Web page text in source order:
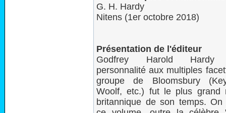
G. H. Hardy
Nitens (1er octobre 2018)
Présentation de l'éditeur
Godfrey Harold Hardy
personnalité aux multiples
groupe de Bloomsbury
Woolf, etc.) fut le plus grand
britannique de son temps. On